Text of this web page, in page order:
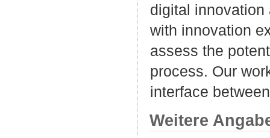
digital
with innovation
assess the
process. Our
interface
Weitere